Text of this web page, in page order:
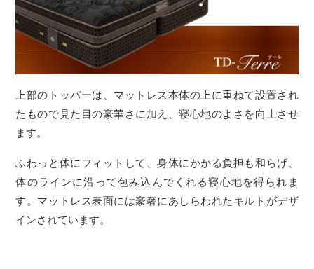
上部のトッパーは、マットレス本体の上に重ねて設置され
たもので見た目の豪華さに加え、寝心地のよさを向上させ
ます。
ふわっと体にフィットして、身体にかかる負担も和らげ、
体のラインに沿って包み込んでくれる寝心地を得られま
す。マットレス表面には豪奢にあしらわれたキルトがデザ
インされています。